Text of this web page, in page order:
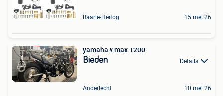
Baarle-Hertog 15 mei 26
yamaha v max 1200
Bieden Details
Anderlecht 10 mei 26